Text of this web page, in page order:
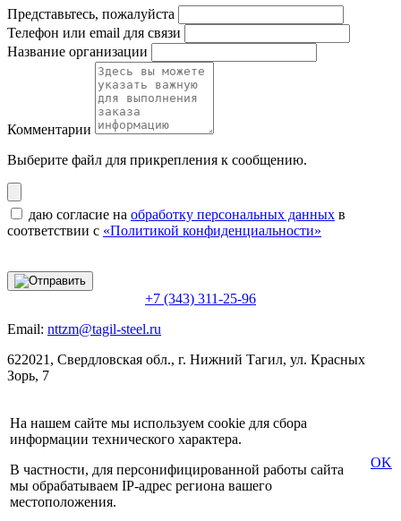
Представьтесь, пожалуйста
Телефон или email для связи
Название организации
Комментарии
Выберите файл для прикрепления к сообщению.
даю согласие на обработку персональных данных в
соответствии с «Политикой конфиденциальности»
+7 (343) 311-25-96
Email: nttzm@tagil-steel.ru
622021, Свердловская обл., г. Нижний Тагил, ул. Красных
Зорь, 7
На нашем сайте мы используем cookie для сбора
информации технического характера.
В частности, для персонифицированной работы сайта
мы обрабатываем IP-адрес региона вашего
местоположения.
OK